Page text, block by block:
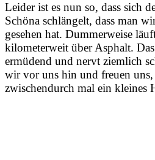
Leider ist es nun so, dass sich
Schöna schlängelt, dass man
gesehen hat. Dummerweise
kilometerweit über Asphalt.
ermüdend und nervt ziemlich
wir vor uns hin und freuen
zwischendurch mal ein kleines